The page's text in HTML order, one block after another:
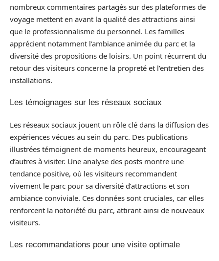
nombreux commentaires partagés sur des plateformes de
voyage mettent en avant la qualité des attractions ainsi
que le professionnalisme du personnel. Les familles
apprécient notamment l’ambiance animée du parc et la
diversité des propositions de loisirs. Un point récurrent du
retour des visiteurs concerne la propreté et l’entretien des
installations.
Les témoignages sur les réseaux sociaux
Les réseaux sociaux jouent un rôle clé dans la diffusion des
expériences vécues au sein du parc. Des publications
illustrées témoignent de moments heureux, encourageant
d’autres à visiter. Une analyse des posts montre une
tendance positive, où les visiteurs recommandent
vivement le parc pour sa diversité d’attractions et son
ambiance conviviale. Ces données sont cruciales, car elles
renforcent la notoriété du parc, attirant ainsi de nouveaux
visiteurs.
Les recommandations pour une visite optimale